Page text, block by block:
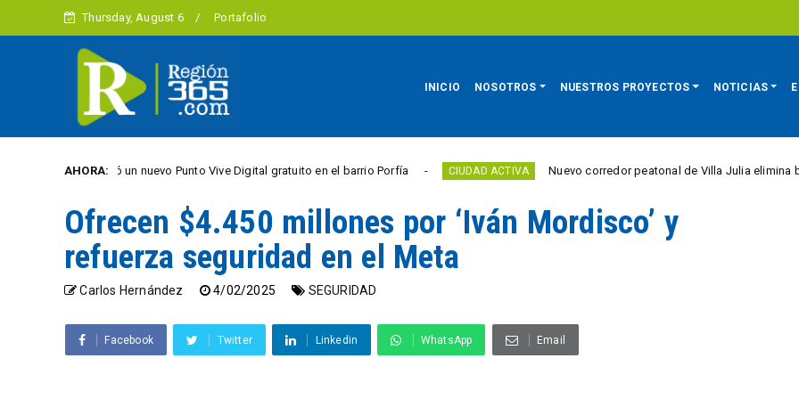
Thursday, August 6 Portafolio
INICIO NOSOTROS NUESTROS PROYECTOS NOTICIAS
AHORA:
abrió un nuevo Punto Vive Digital gratuito en el barrio Porfía CIUDAD ACTIVA Nuevo corredor peatonal de Villa Julia elimina barreras
Ofrecen $4.450 millones por ‘Iván Mordisco’ y
refuerza seguridad en el Meta
Carlos Hernández 4/02/2025 SEGURIDAD
Facebook Twitter Linkedin WhatsApp Email